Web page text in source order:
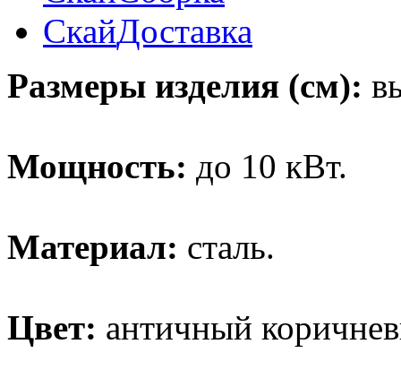
СкайДоставка
Размеры изделия (см):
Мощность: до 10 кВт.
Материал: сталь.
Цвет: античный